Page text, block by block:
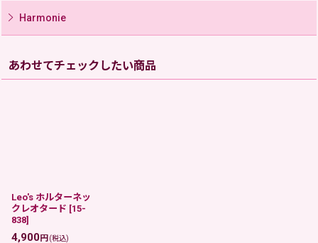
Harmonie
あわせてチェックしたい商品
Leo's ホルターネッ
クレオタード [15-
838]
4,900円 (税込)